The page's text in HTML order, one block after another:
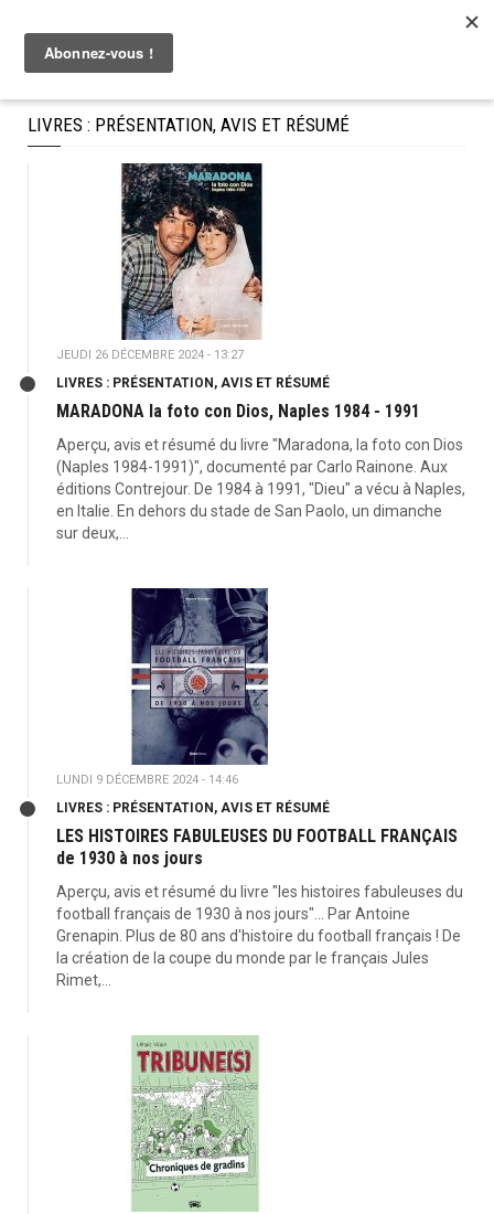
LIVRES : PRÉSENTATION, AVIS ET RÉSUMÉ
JEUDI 26 DÉCEMBRE 2024 - 13:27
LIVRES : PRÉSENTATION, AVIS ET RÉSUMÉ
MARADONA la foto con Dios, Naples 1984 - 1991
Aperçu, avis et résumé du livre "Maradona, la foto con Dios
(Naples 1984-1991)", documenté par Carlo Rainone. Aux
éditions Contrejour. De 1984 à 1991, "Dieu" a vécu à Naples,
en Italie. En dehors du stade de San Paolo, un dimanche
sur deux,...
LUNDI 9 DÉCEMBRE 2024 - 14:46
LIVRES : PRÉSENTATION, AVIS ET RÉSUMÉ
LES HISTOIRES FABULEUSES DU FOOTBALL FRANÇAIS
de 1930 à nos jours
Aperçu, avis et résumé du livre "les histoires fabuleuses du
football français de 1930 à nos jours"... Par Antoine
Grenapin. Plus de 80 ans d'histoire du football français ! De
la création de la coupe du monde par le français Jules
Rimet,...